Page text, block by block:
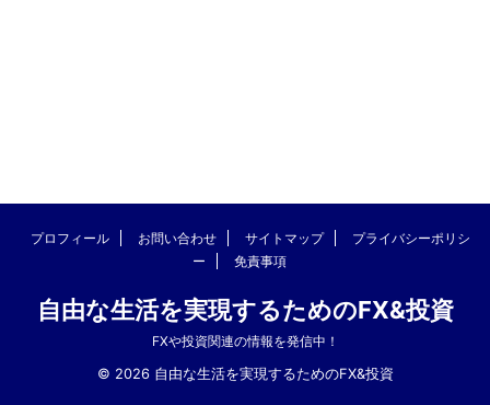
プロフィール お問い合わせ サイトマップ
プライバシーポリシ
ー
免責事項
自由な生活を実現するためのFX&投資
FXや投資関連の情報を発信中！
© 2026 自由な生活を実現するためのFX&投資